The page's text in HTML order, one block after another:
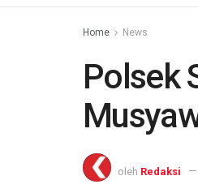
Home News
Polsek
oleh Redaksi